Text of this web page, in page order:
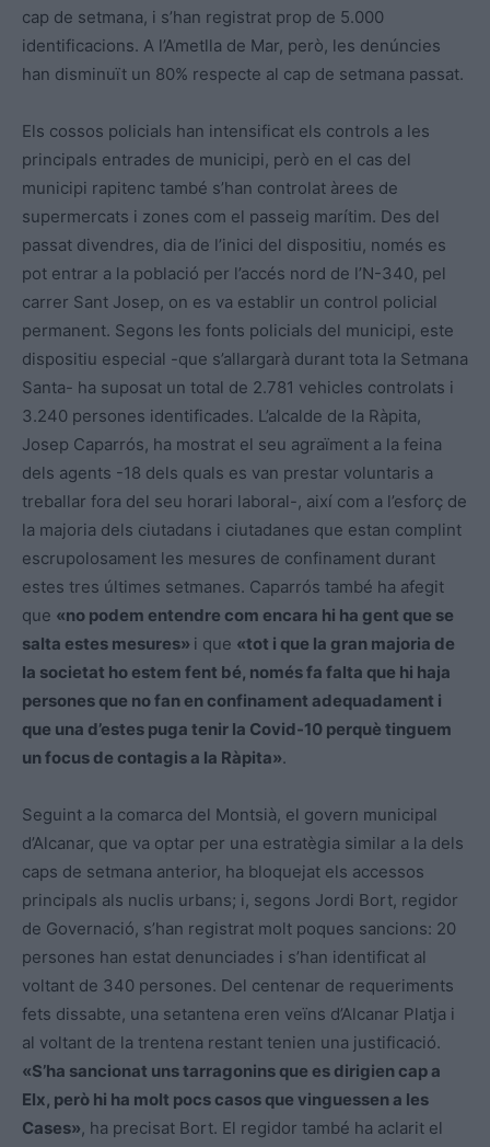
cap de setmana, i s’han registrat prop de 5.000
identificacions. A l’Ametlla de Mar, però, les denúncies
han disminuït un 80% respecte al cap de setmana passat.
Els cossos policials han intensificat els controls a les
principals entrades de municipi, però en el cas del
municipi rapitenc també s’han controlat àrees de
supermercats i zones com el passeig marítim. Des del
passat divendres, dia de l’inici del dispositiu, només es
pot entrar a la població per l’accés nord de l’N-340, pel
carrer Sant Josep, on es va establir un control policial
permanent. Segons les fonts policials del municipi, este
dispositiu especial -que s’allargarà durant tota la Setmana
Santa- ha suposat un total de 2.781 vehicles controlats i
3.240 persones identificades. L’alcalde de la Ràpita,
Josep Caparrós, ha mostrat el seu agraïment a la feina
dels agents -18 dels quals es van prestar voluntaris a
treballar fora del seu horari laboral-, així com a l’esforç de
la majoria dels ciutadans i ciutadanes que estan complint
escrupolosament les mesures de confinament durant
estes tres últimes setmanes. Caparrós també ha afegit
que «no podem entendre com encara hi ha gent que se
salta estes mesures» i que «tot i que la gran majoria de
la societat ho estem fent bé, només fa falta que hi haja
persones que no fan en confinament adequadament i
que una d’estes puga tenir la Covid-10 perquè tinguem
un focus de contagis a la Ràpita».
Seguint a la comarca del Montsià, el govern municipal
d’Alcanar, que va optar per una estratègia similar a la dels
caps de setmana anterior, ha bloquejat els accessos
principals als nuclis urbans; i, segons Jordi Bort, regidor
de Governació, s’han registrat molt poques sancions: 20
persones han estat denunciades i s’han identificat al
voltant de 340 persones. Del centenar de requeriments
fets dissabte, una setantena eren veïns d’Alcanar Platja i
al voltant de la trentena restant tenien una justificació.
«S’ha sancionat uns tarragonins que es dirigien cap a
Elx, però hi ha molt pocs casos que vinguessen a les
Cases», ha precisat Bort. El regidor també ha aclarit el